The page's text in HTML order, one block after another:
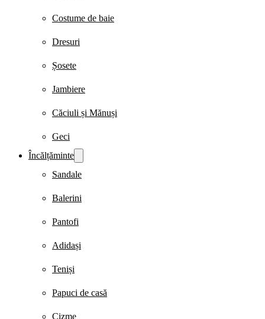
Costume de baie
Dresuri
Șosete
Jambiere
Căciuli și Mănuși
Geci
Încălțăminte
Sandale
Balerini
Pantofi
Adidași
Teniși
Papuci de casă
Cizme